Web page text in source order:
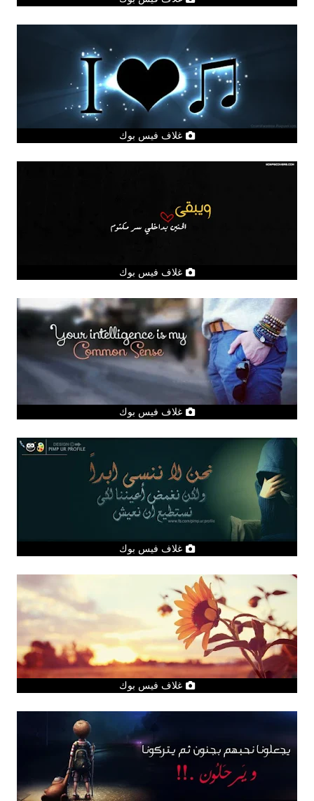
غلاف فيس بوك
غلاف فيس بوك
غلاف فيس بوك
غلاف فيس بوك
غلاف فيس بوك